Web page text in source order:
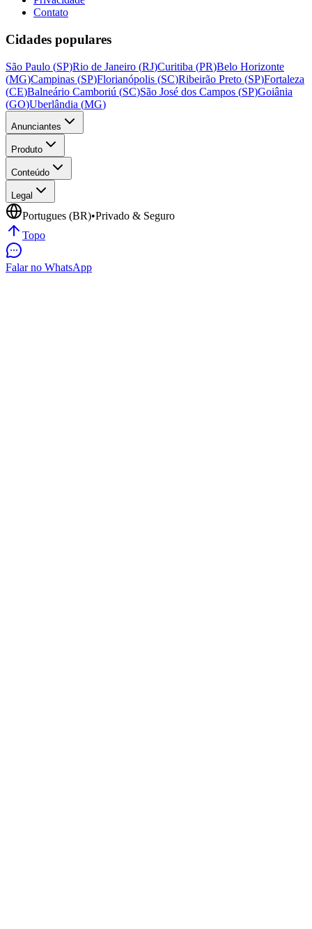
Contato
Cidades populares
São Paulo (SP)Rio de Janeiro (RJ)Curitiba (PR)Belo Horizonte
(MG)Campinas (SP)Florianópolis (SC)Ribeirão Preto (SP)Fortaleza
(CE)Balneário Camboriú (SC)São José dos Campos (SP)Goiânia
(GO)Uberlândia (MG)
Anunciantes
Produto
Conteúdo
Legal
Portugues (BR)•Privado & Seguro
Topo
Falar no WhatsApp